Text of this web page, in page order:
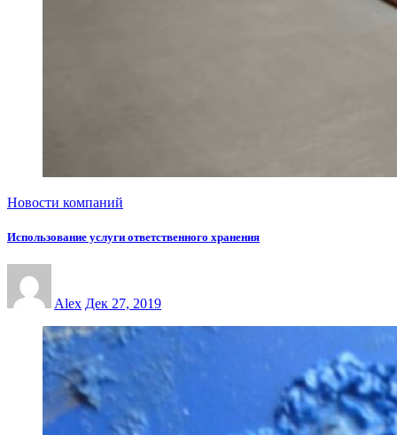
Новости компаний
Использование услуги ответственного хранения
Alex Дек 27, 2019